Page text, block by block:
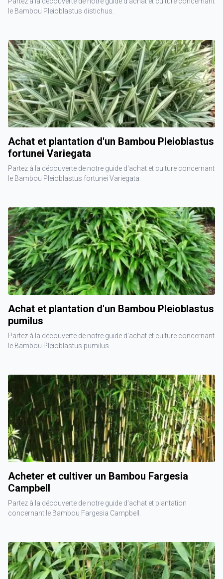
le Bambou Pleioblastus distichus.
Achat et plantation d'un Bambou Pleioblastus
fortunei Variegata
Partez à la découverte de notre guide d'achat et culture concernant
le Bambou Pleioblastus fortunei Variegata.
Achat et plantation d'un Bambou Pleioblastus
pumilus
Partez à la découverte de notre guide d'achat et culture concernant
le Bambou Pleioblastus pumilus.
Acheter et cultiver un Bambou Fargesia
Campbell
Partez à la découverte de notre guide d'achat et plantation
concernant le Bambou Fargesia Campbell.